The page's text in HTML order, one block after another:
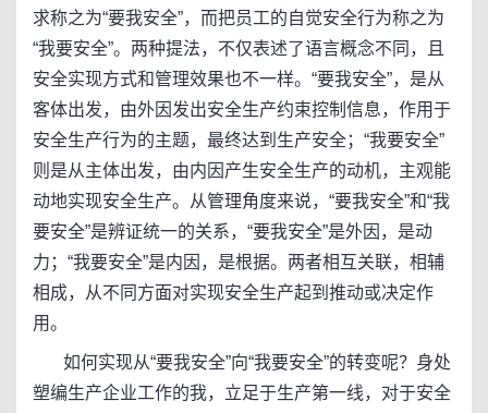
求称之为“要我安全”，而把员工的自觉安全行为称之为
“我要安全”。两种提法，不仅表述了语言概念不同，且
安全实现方式和管理效果也不一样。“要我安全”，是从
客体出发，由外因发出安全生产约束控制信息，作用于
安全生产行为的主题，最终达到生产安全；“我要安全”
则是从主体出发，由内因产生安全生产的动机，主观能
动地实现安全生产。从管理角度来说，“要我安全”和“我
要安全”是辨证统一的关系，“要我安全”是外因，是动
力；“我要安全”是内因，是根据。两者相互关联，相辅
相成，从不同方面对实现安全生产起到推动或决定作
用。
如何实现从“要我安全”向“我要安全”的转变呢？身处
塑编生产企业工作的我，立足于生产第一线，对于安全